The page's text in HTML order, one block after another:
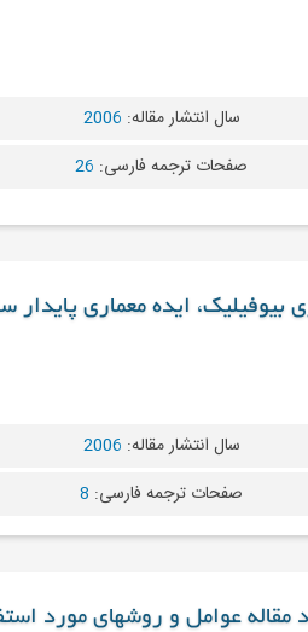
سال انتشار مقاله: 2006
صفحات ترجمه فارسی: 26
بیوفیلیک، ایده معماری پایدار
سال انتشار مقاله: 2006
صفحات ترجمه فارسی: 8
مقاله عوامل و روشهای مورد